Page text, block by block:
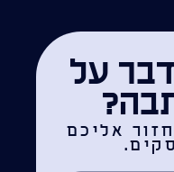
על
אליכם